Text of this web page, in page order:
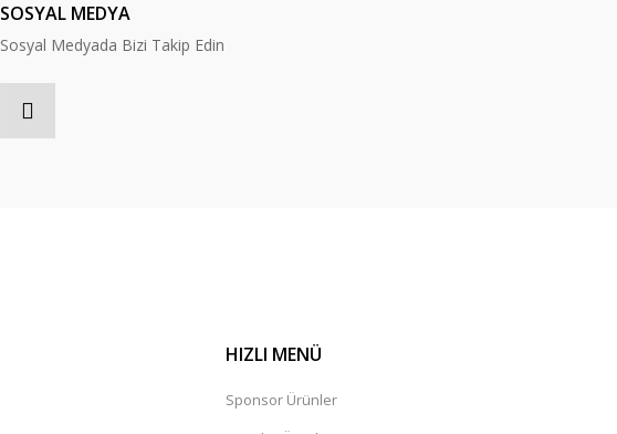
SOSYAL MEDYA
Sosyal Medyada Bizi Takip Edin
HIZLI MENÜ
Sponsor Ürünler